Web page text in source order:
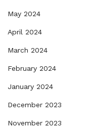
May 2024
April 2024
March 2024
February 2024
January 2024
December 2023
November 2023